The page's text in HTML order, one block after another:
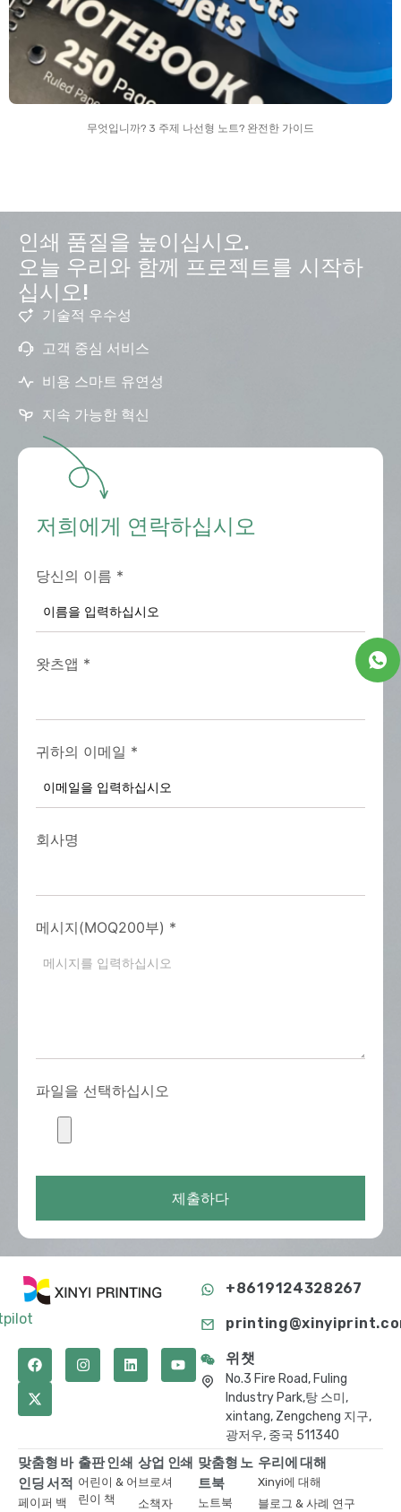
무엇입니까? 3 주제 나선형 노트? 완전한 가이드
인쇄 품질을 높이십시오.
오늘 우리와 함께 프로젝트를 시작하
십시오!
기술적 우수성
고객 중심 서비스
비용 스마트 유연성
지속 가능한 혁신
저희에게 연락하십시오
당신의 이름 *
왓츠앱 *
귀하의 이메일 *
회사명
메시지(MOQ200부) *
파일을 선택하십시오
제출하다
+8619124328267
위챗
No.3 Fire Road, Fuling
Industry Park,탕 스미,
xintang, Zengcheng 지구,
광저우, 중국 511340
맞춤형 바
인딩 서적
페이퍼 백
출판 인쇄
어린이 & 어
린이 책
상업 인쇄
브로셔
소책자
맞춤형 노
트북
노트북
우리에 대해
Xinyi에 대해
블로그 & 사례 연구